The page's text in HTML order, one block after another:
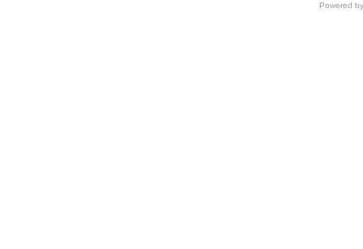
Powered